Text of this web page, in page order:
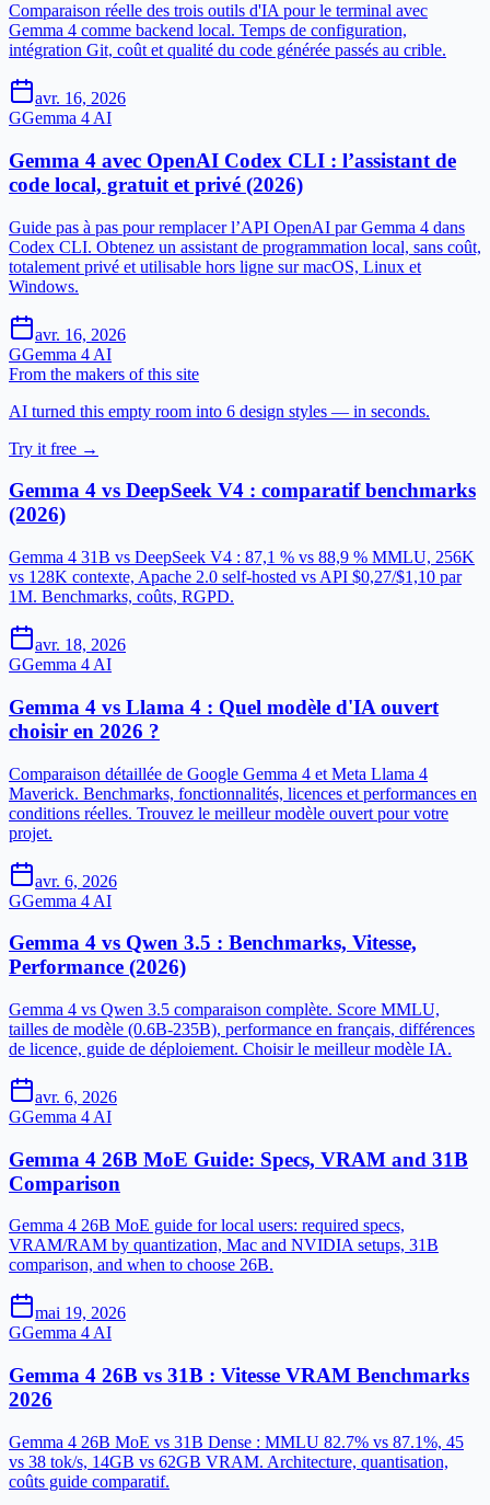
Comparaison réelle des trois outils d'IA pour le terminal avec
Gemma 4 comme backend local. Temps de configuration,
intégration Git, coût et qualité du code générée passés au crible.
avr. 16, 2026
GGemma 4 AI
Gemma 4 avec OpenAI Codex CLI : l’assistant de
code local, gratuit et privé (2026)
Guide pas à pas pour remplacer l’API OpenAI par Gemma 4 dans
Codex CLI. Obtenez un assistant de programmation local, sans coût,
totalement privé et utilisable hors ligne sur macOS, Linux et
Windows.
avr. 16, 2026
GGemma 4 AI
From the makers of this site
AI turned this empty room into 6 design styles — in seconds.
Try it free →
Gemma 4 vs DeepSeek V4 : comparatif benchmarks
(2026)
Gemma 4 31B vs DeepSeek V4 : 87,1 % vs 88,9 % MMLU, 256K
vs 128K contexte, Apache 2.0 self-hosted vs API $0,27/$1,10 par
1M. Benchmarks, coûts, RGPD.
avr. 18, 2026
GGemma 4 AI
Gemma 4 vs Llama 4 : Quel modèle d'IA ouvert
choisir en 2026 ?
Comparaison détaillée de Google Gemma 4 et Meta Llama 4
Maverick. Benchmarks, fonctionnalités, licences et performances en
conditions réelles. Trouvez le meilleur modèle ouvert pour votre
projet.
avr. 6, 2026
GGemma 4 AI
Gemma 4 vs Qwen 3.5 : Benchmarks, Vitesse,
Performance (2026)
Gemma 4 vs Qwen 3.5 comparaison complète. Score MMLU,
tailles de modèle (0.6B-235B), performance en français, différences
de licence, guide de déploiement. Choisir le meilleur modèle IA.
avr. 6, 2026
GGemma 4 AI
Gemma 4 26B MoE Guide: Specs, VRAM and 31B
Comparison
Gemma 4 26B MoE guide for local users: required specs,
VRAM/RAM by quantization, Mac and NVIDIA setups, 31B
comparison, and when to choose 26B.
mai 19, 2026
GGemma 4 AI
Gemma 4 26B vs 31B : Vitesse VRAM Benchmarks
2026
Gemma 4 26B MoE vs 31B Dense : MMLU 82.7% vs 87.1%, 45
vs 38 tok/s, 14GB vs 62GB VRAM. Architecture, quantisation,
coûts guide comparatif.